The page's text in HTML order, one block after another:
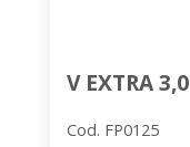
V EXTRA 3,0
Cod. FP0125